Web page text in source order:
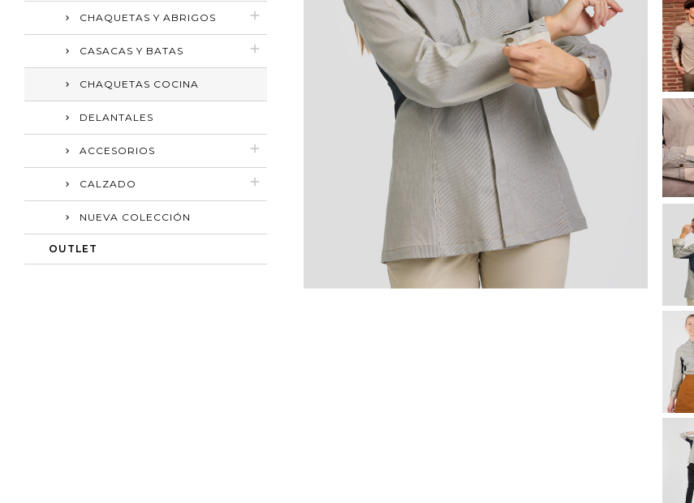
CHAQUETAS Y ABRIGOS
CASACAS Y BATAS
CHAQUETAS COCINA
DELANTALES
ACCESORIOS
CALZADO
NUEVA COLECCIÓN
OUTLET
Cancelar Crear lista de Favoritos